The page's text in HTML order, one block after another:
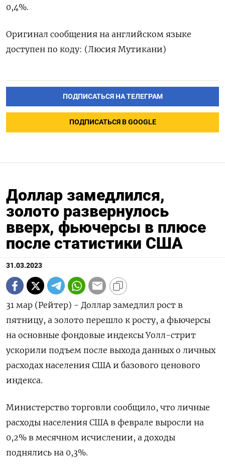
0,4%.
Оригинал сообщения на английском языке
доступен по коду: (Люсия Мутикани)
ПОДПИСАТЬСЯ НА ТЕЛЕГРАМ
ПОДПИСАТЬСЯ В GOOGLE
Доллар замедлился,
золото развернулось
вверх, фьючерсы в плюсе
после статистики США
31.03.2023
31 мар (Рейтер) - Доллар замедлил рост в
пятницу, а золото перешло к росту, а фьючерсы
на основные фондовые индексы Уолл-стрит
ускорили подъем после выхода данных о личных
расходах населения США и базового ценового
индекса.
Министерство торговли сообщило, что личные
расходы населения США в феврале выросли на
0,2% в месячном исчислении, а доходы
поднялись на 0,3%.